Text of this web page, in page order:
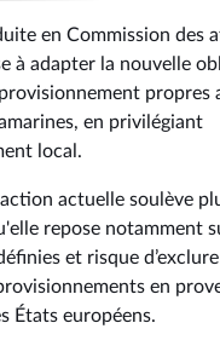
en Commission des
à adapter la nouvelle
propres
en privilégiant
local.
actuelle soulève
repose notamment
et risque
en
États européens.